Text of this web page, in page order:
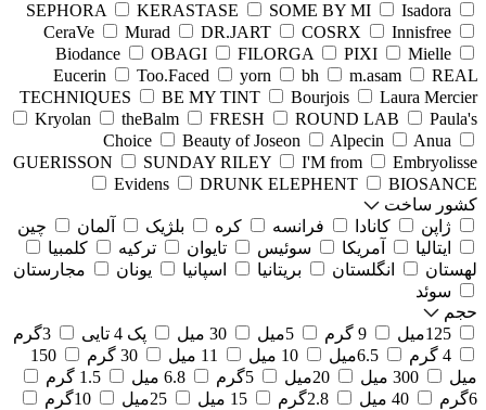
SEPHORA
KERASTASE SOME BY MI
Isadora
CeraVe
Murad DR.JART COSRX
Innisfree
Biodance
OBAGI FILORGA PIXI
Mielle
Eucerin
Too.Faced yorn bh m.asam
REAL
TECHNIQUES
BE MY TINT Bourjois
Laura Mercier
Kryolan
theBalm FRESH ROUND LAB
Paula's
Choice
Beauty of Joseon Alpecin
Anua
GUERISSON
SUNDAY RILEY I'M from
Embryolisse
Evidens
DRUNK ELEPHENT
BIOSANCE
کشور ساخت
ژاپن
کانادا فرانسه کره بلژیک آلمان
چین
ایتالیا
آمریکا سوئیس تایوان ترکیه
کلمبیا
لهستان
انگلستان بریتانیا اسپانیا یونان
مجارستان
سوئد
حجم
125میل
9 گرم 5میل 30 میل پک 4 تایی
3گرم
4 گرم
6.5میل 10 میل 11 میل 30 گرم
150
میل
300 میل 20میل 5گرم 6.8 میل
1.5 گرم
6گرم
40 میل 2.8گرم 15 میل 25میل
10گرم